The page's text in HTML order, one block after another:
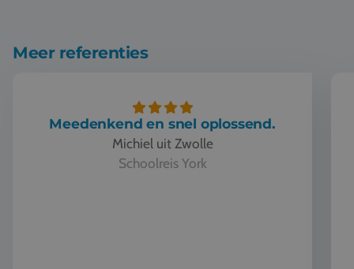
Meer referenties
Meedenkend en snel oplossend.
Michiel uit Zwolle
Schoolreis York